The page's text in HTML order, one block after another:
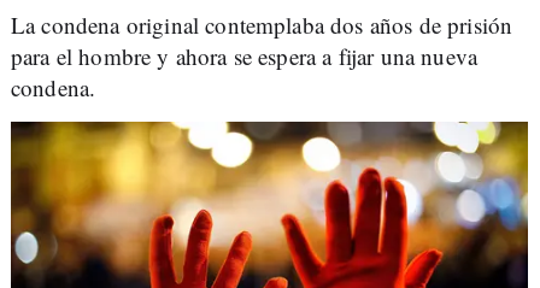
La condena original contemplaba dos años de prisión
para el hombre y ahora se espera a fijar una nueva
condena.